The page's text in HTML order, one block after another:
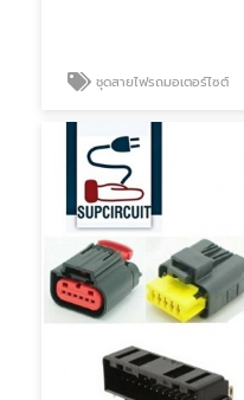
ชุดสายไฟรถมอเตอร์ไซต์